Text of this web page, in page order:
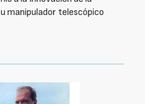
manipulador telescópico